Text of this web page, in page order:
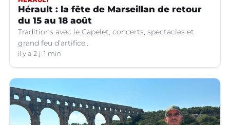
Hérault : la fête de Marseillan de retour
du 15 au 18 août
Traditions avec le Capelet, concerts, spectacles et
grand feu d’artifice...
il y a 2 j 1 min